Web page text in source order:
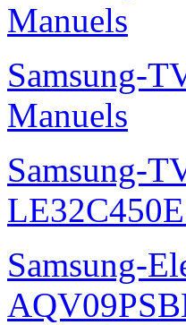
Manuels
Samsung-
Manuels
Samsung-
Samsung-